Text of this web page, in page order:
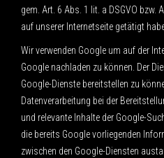
gem. Art. 6 Abs. 1 lit. a DSGVO bzw.
auf unserer Internetseite getätigt
Wir verwenden Google um auf der
Google nachladen zu können. Der
Google-Dienste bereitstellen zu
Datenverarbeitung bei der
und relevante Inhalte der Google-
die bereits Google vorliegenden
zwischen den Google-Diensten